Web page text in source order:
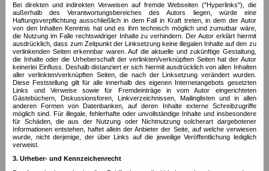
Bei direkten und indirekten Verweisen auf fremde Webseiten ("Hyperlinks"), die
außerhalb des Verantwortungsbereiches des Autors liegen, würde eine
Haftungsverpflichtung ausschließlich in dem Fall in Kraft treten, in dem der Autor
von den Inhalten Kenntnis hat und es ihm technisch möglich und zumutbar wäre,
die Nutzung im Falle rechtswidriger Inhalte zu verhindern. Der Autor erklärt hiermit
ausdrücklich, dass zum Zeitpunkt der Linksetzung keine illegalen Inhalte auf den zu
verlinkenden Seiten erkennbar waren. Auf die aktuelle und zukünftige Gestaltung,
die Inhalte oder die Urheberschaft der verlinkten/verknüpften Seiten hat der Autor
keinerlei Einfluss. Deshalb distanziert er sich hiermit ausdrücklich von allen Inhalten
aller verlinkten/verknüpften Seiten, die nach der Linksetzung verändert wurden.
Diese Feststellung gilt für alle innerhalb des eigenen Internetangebots gesetzten
Links und Verweise sowie für Fremdeinträge in vom Autor eingerichteten
Gästebüchern, Diskussionsforen, Linkverzeichnissen, Mailinglisten und in allen
anderen Formen von Datenbanken, auf deren Inhalte externe Schreibzugriffe
möglich sind. Für illegale, fehlerhafte oder unvollständige Inhalte und insbesondere
für Schäden, die aus der Nutzung oder Nichtnutzung solcherart dargebotener
Informationen entstehen, haftet allein der Anbieter der Seite, auf welche verwiesen
wurde, nicht derjenige, der über Links auf die jeweilige Veröffentlichung lediglich
verweist.
3. Urheber- und Kennzeichenrecht